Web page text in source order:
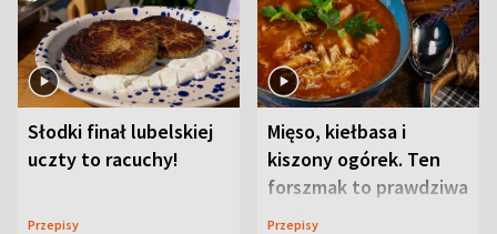
Słodki finał lubelskiej
uczty to racuchy!
Przepisy
Mięso, kiełbasa i
kiszony ogórek. Ten
forszmak to prawdziwa
uczta
Przepisy